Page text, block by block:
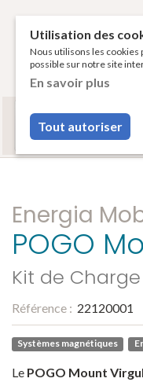
ou votre
compatibles.
Energia
POGO
Kit de
Référence : 22120001
Systèmes magnétiques
Le POGO Mount
Utilisation des
Nous utilisons les
possible sur notre site
En savoir plus
Tout autoriser